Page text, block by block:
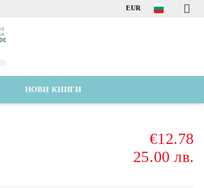
EUR
НОВИ КНИГИ
€12.78
25.00 лв.